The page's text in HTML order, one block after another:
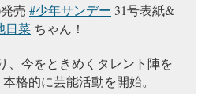
売 #少年サンデー 31号表紙&
日菜 ちゃん！
、今をときめくタレント陣を
格的に芸能活動を開始。